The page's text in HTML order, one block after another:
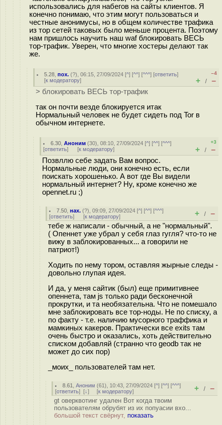
использовались для набегов на сайты клиентов. Я
конечно понимаю, что этим могут пользоваться и
честные анонимусы, но в общем количестве трафика
из тор сетей таковых было меньше процента. Поэтому
нам пришлось научить наш waf блокировать ВЕСЬ
тор-трафик. Уверен, что многие хостеры делают так
же.
5.28 ,пох. (?), 06:15, 27/09/2024 [^] [^^] [^^^] [ответить]
[к модератору]
–4
+ / –
> блокировать ВЕСЬ тор-трафик
так он почти везде блокируется итак
Нормальный человек не будет сидеть под Tor в
обычном интернете.
6.30 ,Аноним (30), 08:10, 27/09/2024 [^] [^^] [^^^]
[ответить] [к модератору]
+3
+ / –
Позвллю себе задать Вам вопрос.
Нормальные люди, они конечно есть, если
поискать хорошенько. А вот где Вы видели
нормальный интернет? Ну, кроме конечно же
opennet.ru ;)
7.50 ,нах. (?), 09:09, 27/09/2024 [^] [^^] [^^^]
[ответить] [к модератору] + / –
тебе ж написали - обычный, а не "нормальный".
( Опеннет уже убрал у себя глаз гугля? что-то не
вижу в заблокированных... а говорили не
патриот!)
Ходить по нему тором, оставляя жырные следы -
довольно глупая идея.
И да, у меня сайтик (был) еще примитивнее
опеннета, там js только ради бесконечной
прокрутки, и та необязательна. Что не помешало
мне заблокировать все тор-ноды. Не по списку, а
по факту - т.е. наличию мусорного траффика и
мамкиных какеров. Практически все exits там
очень быстро и оказались, хоть действительно
списком добавляй (странно что geodb так не
может до сих пор)
_моих_ пользователей там нет.
8.61 ,Аноним (61), 10:43, 27/09/2024 [^] [^^] [^^^]
[ответить] [↓] [к модератору] + / –
gt оверквотинг удален Вот когда твоим
пользователям обрубят из их попуасии вхо...
большой текст свёрнут, показать